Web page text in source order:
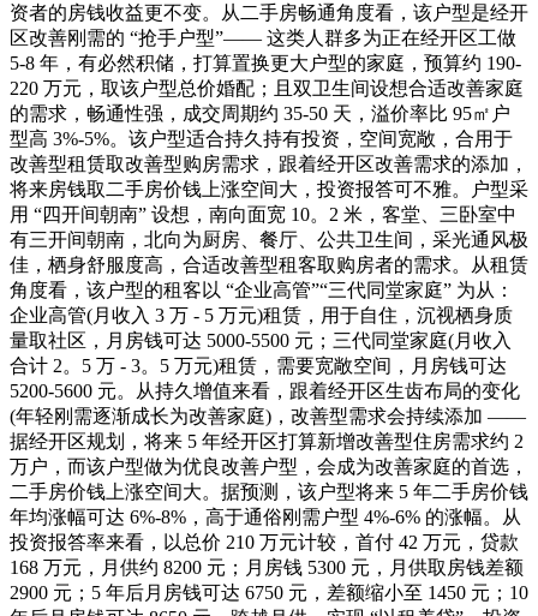
资者的房钱收益更不变。从二手房畅通角度看，该户型是经开
区改善刚需的 “抢手户型”—— 这类人群多为正在经开区工做
5-8 年，有必然积储，打算置换更大户型的家庭，预算约 190-
220 万元，取该户型总价婚配；且双卫生间设想合适改善家庭
的需求，畅通性强，成交周期约 35-50 天，溢价率比 95㎡户
型高 3%-5%。该户型适合持久持有投资，空间宽敞，合用于
改善型租赁取改善型购房需求，跟着经开区改善需求的添加，
将来房钱取二手房价钱上涨空间大，投资报答可不雅。户型采
用 “四开间朝南” 设想，南向面宽 10。2 米，客堂、三卧室中
有三开间朝南，北向为厨房、餐厅、公共卫生间，采光通风极
佳，栖身舒服度高，合适改善型租客取购房者的需求。从租赁
角度看，该户型的租客以 “企业高管”“三代同堂家庭” 为从：
企业高管(月收入 3 万 - 5 万元)租赁，用于自住，沉视栖身质
量取社区，月房钱可达 5000-5500 元；三代同堂家庭(月收入
合计 2。5 万 - 3。5 万元)租赁，需要宽敞空间，月房钱可达
5200-5600 元。从持久增值来看，跟着经开区生齿布局的变化
(年轻刚需逐渐成长为改善家庭)，改善型需求会持续添加 ——
据经开区规划，将来 5 年经开区打算新增改善型住房需求约 2
万户，而该户型做为优良改善户型，会成为改善家庭的首选，
二手房价钱上涨空间大。据预测，该户型将来 5 年二手房价钱
年均涨幅可达 6%-8%，高于通俗刚需户型 4%-6% 的涨幅。从
投资报答率来看，以总价 210 万元计较，首付 42 万元，贷款
168 万元，月供约 8200 元；月房钱 5300 元，月供取房钱差额
2900 元；5 年后月房钱可达 6750 元，差额缩小至 1450 元；10